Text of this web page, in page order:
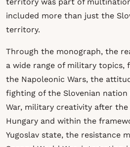
included more than just the
territory.
Through the monograph, the
a wide range of military topics,
the Napoleonic Wars, the
fighting of the Slovenian
War, military creativity after
Hungary and within the
Yugoslav state, the resistance